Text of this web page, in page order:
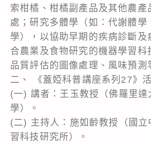
索柑橘、柑橘副產品及其他農產
處；研究多體學（如：代謝體學
學），以協助早期的疾病診斷及
合農業及食物研究的機器學習科
品質評估的圖像處理、風味預測
二、 《蓋婭科普講座系列27》
(一) 講者：王玉教授（佛羅里達
學）。
(二) 主持人：施如齡教授（國立
習科技研究所）。